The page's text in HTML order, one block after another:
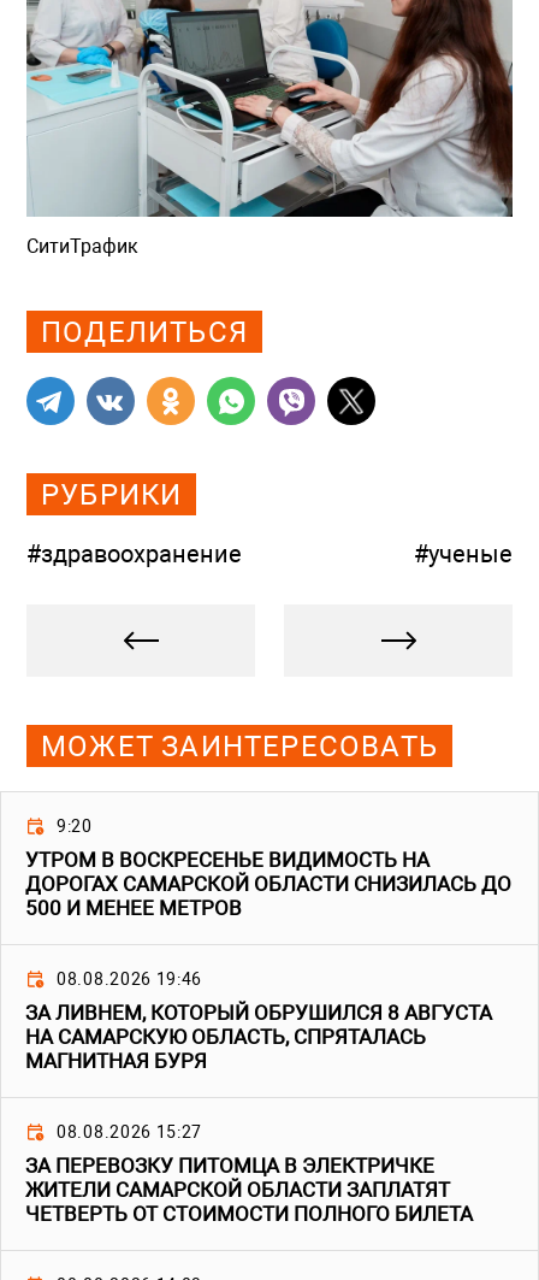
СитиТрафик
ПОДЕЛИТЬСЯ
РУБРИКИ
#здравоохранение #ученые
МОЖЕТ ЗАИНТЕРЕСОВАТЬ
9:20
УТРОМ В ВОСКРЕСЕНЬЕ ВИДИМОСТЬ НА
ДОРОГАХ САМАРСКОЙ ОБЛАСТИ СНИЗИЛАСЬ ДО
500 И МЕНЕЕ МЕТРОВ
08.08.2026 19:46
ЗА ЛИВНЕМ, КОТОРЫЙ ОБРУШИЛСЯ 8 АВГУСТА
НА САМАРСКУЮ ОБЛАСТЬ, СПРЯТАЛАСЬ
МАГНИТНАЯ БУРЯ
08.08.2026 15:27
ЗА ПЕРЕВОЗКУ ПИТОМЦА В ЭЛЕКТРИЧКЕ
ЖИТЕЛИ САМАРСКОЙ ОБЛАСТИ ЗАПЛАТЯТ
ЧЕТВЕРТЬ ОТ СТОИМОСТИ ПОЛНОГО БИЛЕТА